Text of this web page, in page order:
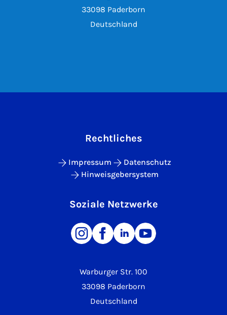
33098 Paderborn
Deutschland
Warburger Str. 100
33098 Paderborn
Deutschland
Rechtliches
Impressum
Datenschutz
Hinweisgebersystem
Soziale Netzwerke